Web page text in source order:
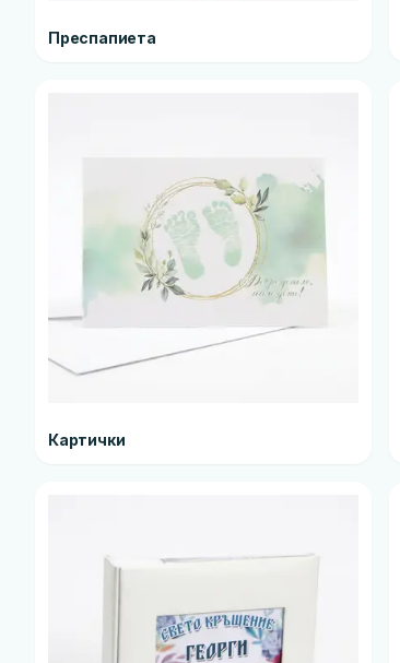
Преспапиета
Картички